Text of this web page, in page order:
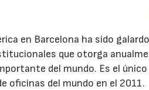
en Barcelona ha sido
que otorga
del mundo. Es el
oficinas del mundo en el 2011.